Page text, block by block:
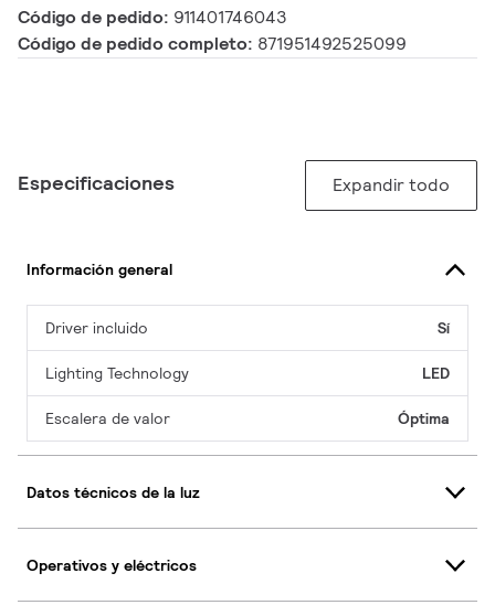
Código de pedido: 911401746043
Código de pedido completo: 871951492525099
Especificaciones Expandir todo
Información general
Driver incluido Sí
Lighting Technology LED
Escalera de valor Óptima
Datos técnicos de la luz
Operativos y eléctricos